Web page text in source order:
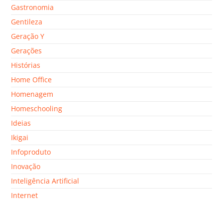
Gastronomia
Gentileza
Geração Y
Gerações
Histórias
Home Office
Homenagem
Homeschooling
Ideias
Ikigai
Infoproduto
Inovação
Inteligência Artificial
Internet